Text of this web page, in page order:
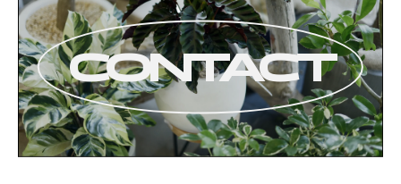
CONTACT